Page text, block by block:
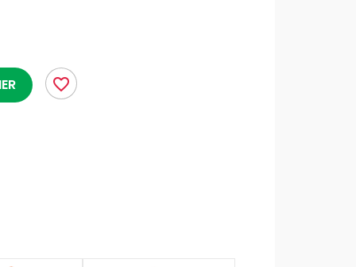
favorite_border